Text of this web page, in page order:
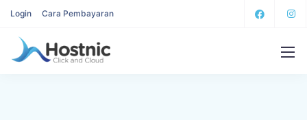
Login Cara Pembayaran